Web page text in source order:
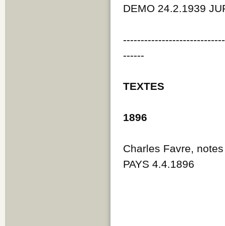
DEMO 24.2.1939
------
TEXTES
1896
Charles Favre,
PAYS 4.4.1896